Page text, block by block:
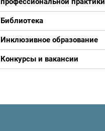
Библиотека
Инклюзивное образование
Конкурсы и вакансии